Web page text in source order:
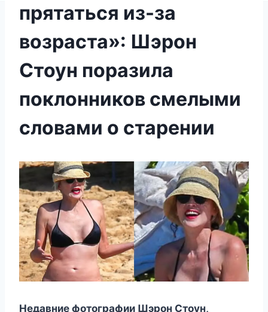
прятаться из-за
возраста»: Шэрон
Стоун поразила
поклонников смелыми
словами о старении
Недавние фотографии Шэрон Стоун,